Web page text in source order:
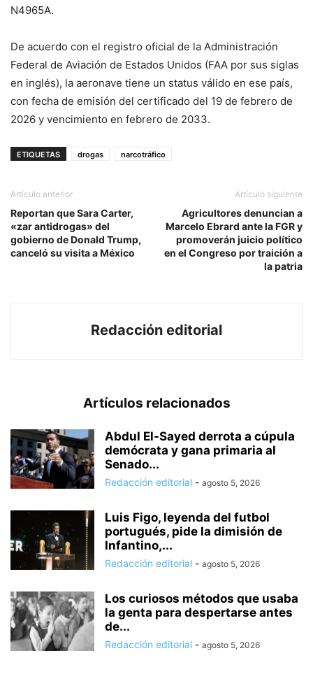
N4965A.
De acuerdo con el registro oficial de la Administración
Federal de Aviación de Estados Unidos (FAA por sus siglas
en inglés), la aeronave tiene un status válido en ese país,
con fecha de emisión del certificado del 19 de febrero de
2026 y vencimiento en febrero de 2033.
ETIQUETAS drogas narcotráfico
Artículo anterior
Reportan que Sara Carter,
«zar antidrogas» del
gobierno de Donald Trump,
canceló su visita a México
Artículo siguiente
Agricultores denuncian a
Marcelo Ebrard ante la FGR y
promoverán juicio político
en el Congreso por traición a
la patria
Redacción editorial
Artículos relacionados
Abdul El-Sayed derrota a cúpula
demócrata y gana primaria al
Senado...
Redacción editorial - agosto 5, 2026
Luis Figo, leyenda del futbol
portugués, pide la dimisión de
Infantino,...
Redacción editorial - agosto 5, 2026
Los curiosos métodos que usaba
la genta para despertarse antes
de...
Redacción editorial - agosto 5, 2026